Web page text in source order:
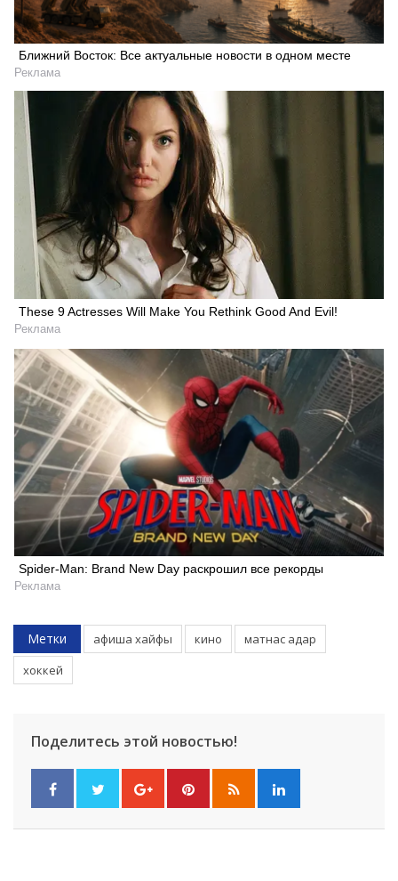
Ближний Восток: Все актуальные новости в одном месте
Реклама
These 9 Actresses Will Make You Rethink Good And Evil!
Реклама
Spider-Man: Brand New Day раскрошил все рекорды
Реклама
Метки афиша хайфы кино
матнас адар
хоккей
Поделитесь этой новостью!